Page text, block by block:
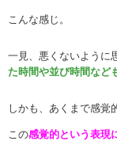
こんな感じ。
一見、悪くないように
た時間や並び時間など
しかも、あくまで感覚
この感覚的という表現